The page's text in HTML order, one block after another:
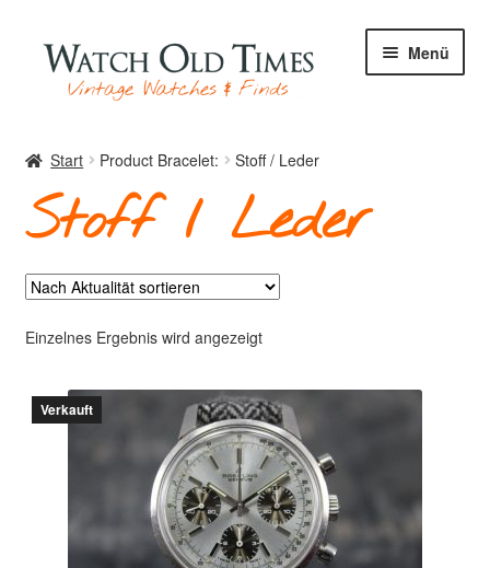
Zur
Navigation
springen
Zum
Inhalt
springen
Menü
Uhren
Archiv
Über mich
Start Product Bracelet: Stoff / Leder
Stoff / Leder
Einzelnes Ergebnis wird angezeigt
Verkauft